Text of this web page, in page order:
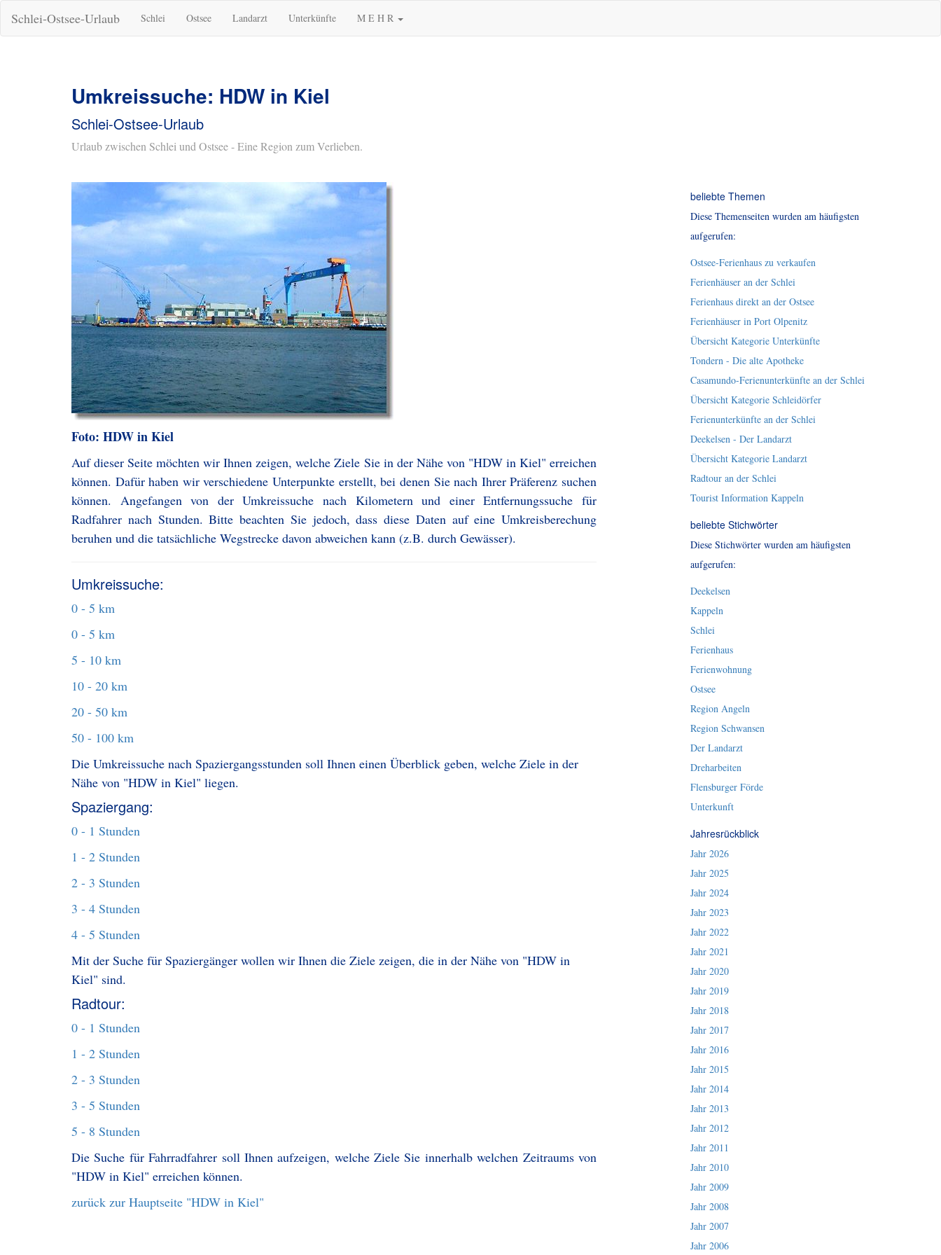
Schlei-Ostsee-Urlaub Schlei Ostsee Landarzt Unterkünfte M E H R
Umkreissuche: HDW in Kiel
Schlei-Ostsee-Urlaub
Urlaub zwischen Schlei und Ostsee - Eine Region zum Verlieben.
Foto: HDW in Kiel
Auf dieser Seite möchten wir Ihnen zeigen, welche Ziele Sie in der Nähe von "HDW in Kiel" erreichen
können. Dafür haben wir verschiedene Unterpunkte erstellt, bei denen Sie nach Ihrer Präferenz suchen
können. Angefangen von der Umkreissuche nach Kilometern und einer Entfernungssuche für
Radfahrer nach Stunden. Bitte beachten Sie jedoch, dass diese Daten auf eine Umkreisberechung
beruhen und die tatsächliche Wegstrecke davon abweichen kann (z.B. durch Gewässer).
Umkreissuche:
0 - 5 km
0 - 5 km
5 - 10 km
10 - 20 km
20 - 50 km
50 - 100 km
Die Umkreissuche nach Spaziergangsstunden soll Ihnen einen Überblick geben, welche Ziele in der
Nähe von "HDW in Kiel" liegen.
Spaziergang:
0 - 1 Stunden
1 - 2 Stunden
2 - 3 Stunden
3 - 4 Stunden
4 - 5 Stunden
Mit der Suche für Spaziergänger wollen wir Ihnen die Ziele zeigen, die in der Nähe von "HDW in
Kiel" sind.
Radtour:
0 - 1 Stunden
1 - 2 Stunden
2 - 3 Stunden
3 - 5 Stunden
5 - 8 Stunden
Die Suche für Fahrradfahrer soll Ihnen aufzeigen, welche Ziele Sie innerhalb welchen Zeitraums von
"HDW in Kiel" erreichen können.
zurück zur Hauptseite "HDW in Kiel"
beliebte Themen
Diese Themenseiten wurden am häufigsten
aufgerufen:
Ostsee-Ferienhaus zu verkaufen
Ferienhäuser an der Schlei
Ferienhaus direkt an der Ostsee
Ferienhäuser in Port Olpenitz
Übersicht Kategorie Unterkünfte
Tondern - Die alte Apotheke
Casamundo-Ferienunterkünfte an der Schlei
Übersicht Kategorie Schleidörfer
Ferienunterkünfte an der Schlei
Deekelsen - Der Landarzt
Übersicht Kategorie Landarzt
Radtour an der Schlei
Tourist Information Kappeln
beliebte Stichwörter
Diese Stichwörter wurden am häufigsten
aufgerufen:
Deekelsen
Kappeln
Schlei
Ferienhaus
Ferienwohnung
Ostsee
Region Angeln
Region Schwansen
Der Landarzt
Dreharbeiten
Flensburger Förde
Unterkunft
Jahresrückblick
Jahr 2026
Jahr 2025
Jahr 2024
Jahr 2023
Jahr 2022
Jahr 2021
Jahr 2020
Jahr 2019
Jahr 2018
Jahr 2017
Jahr 2016
Jahr 2015
Jahr 2014
Jahr 2013
Jahr 2012
Jahr 2011
Jahr 2010
Jahr 2009
Jahr 2008
Jahr 2007
Jahr 2006